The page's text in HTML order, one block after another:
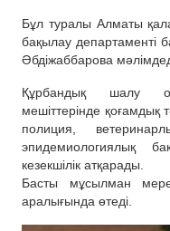
Бұл туралы Алматы
бақылау
Әбдіжаббарова
Құрбандық шалу
мешіттерінде қоғамдық
полиция,
эпидемиологиялық
кезекшілік атқарады.
Басты мұсылман
аралығында өтеді.